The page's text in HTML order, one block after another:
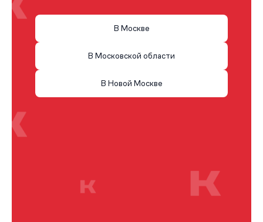
В Москве
В Московской области
В Новой Москве